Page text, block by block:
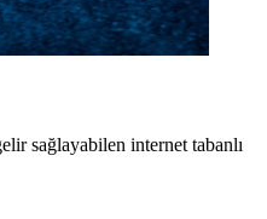
sağlayabilen internet tabanlı